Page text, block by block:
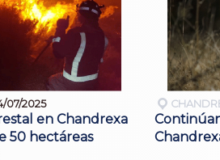
07/2025
en Chandrexa
50 hectáreas